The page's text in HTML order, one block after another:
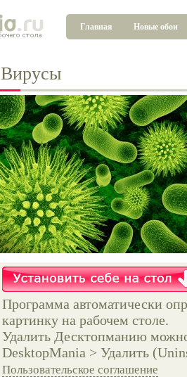
Главная Новые обои
Вирусы
Программа автоматически
картинку на рабочем столе.
Удалить Десктопманию
DesktopMania > Удалить
Пользовательское соглашение